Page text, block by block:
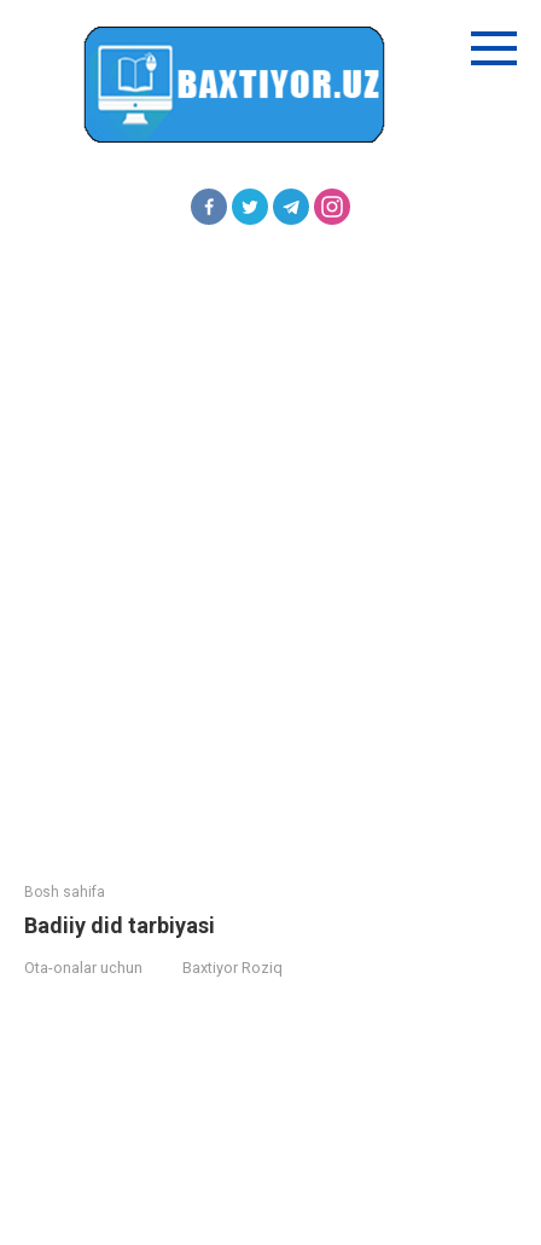
Bosh sahifa
Badiiy did tarbiyasi
Ota-onalar uchun Baxtiyor Roziq